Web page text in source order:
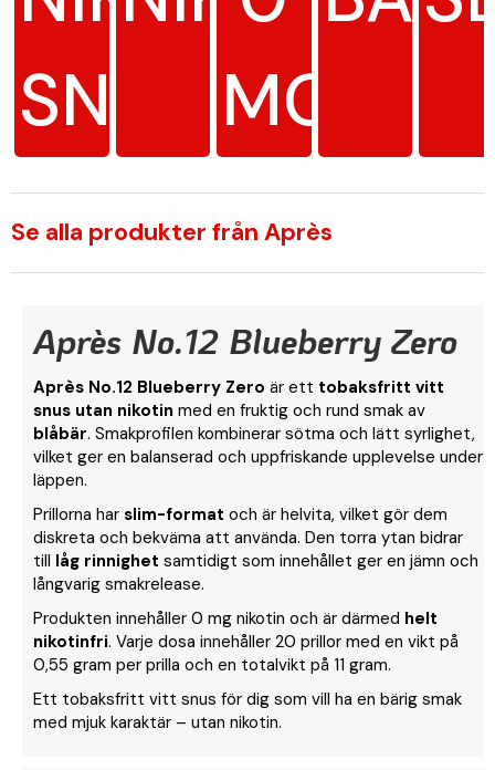
SNUS
MG/G
Se alla produkter från Après
Après No.12 Blueberry Zero
Après No.12 Blueberry Zero är ett tobaksfritt vitt
snus utan nikotin med en fruktig och rund smak av
blåbär. Smakprofilen kombinerar sötma och lätt syrlighet,
vilket ger en balanserad och uppfriskande upplevelse under
läppen.
Prillorna har slim-format och är helvita, vilket gör dem
diskreta och bekväma att använda. Den torra ytan bidrar
till låg rinnighet samtidigt som innehållet ger en jämn och
långvarig smakrelease.
Produkten innehåller 0 mg nikotin och är därmed helt
nikotinfri. Varje dosa innehåller 20 prillor med en vikt på
0,55 gram per prilla och en totalvikt på 11 gram.
Ett tobaksfritt vitt snus för dig som vill ha en bärig smak
med mjuk karaktär – utan nikotin.